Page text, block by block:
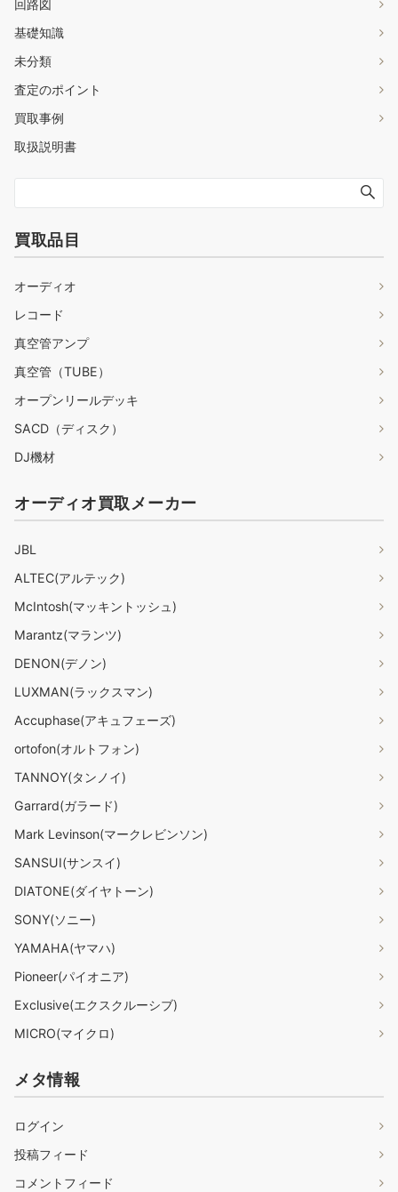
回路図
基礎知識
未分類
査定のポイント
買取事例
取扱説明書
買取品目
オーディオ
レコード
真空管アンプ
真空管（TUBE）
オープンリールデッキ
SACD（ディスク）
DJ機材
オーディオ買取メーカー
JBL
ALTEC(アルテック)
McIntosh(マッキントッシュ)
Marantz(マランツ)
DENON(デノン)
LUXMAN(ラックスマン)
Accuphase(アキュフェーズ)
ortofon(オルトフォン)
TANNOY(タンノイ)
Garrard(ガラード)
Mark Levinson(マークレビンソン)
SANSUI(サンスイ)
DIATONE(ダイヤトーン)
SONY(ソニー)
YAMAHA(ヤマハ)
Pioneer(パイオニア)
Exclusive(エクスクルーシブ)
MICRO(マイクロ)
メタ情報
ログイン
投稿フィード
コメントフィード